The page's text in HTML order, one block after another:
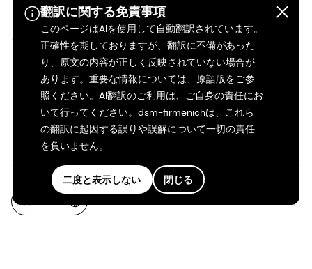
翻訳に関する免責事項
このページはAIを使用して自動翻訳されています。
正確性を期しておりますが、翻訳に不備があった
り、原文の内容が正しく反映されていない場合が
あります。重要な情報については、原語版をご参
照ください。AI翻訳のご利用は、ご自身の責任にお
いて行ってください。dsm-firmenichは、これら
の翻訳に起因する誤りや誤解について一切の責任
を負いません。
二度と表示しない 閉じる
DSMについて
Shares & ADRs
dsm-firmenichの求人
キャリアストーリー
インクルージョンと帰属
初期の経歴